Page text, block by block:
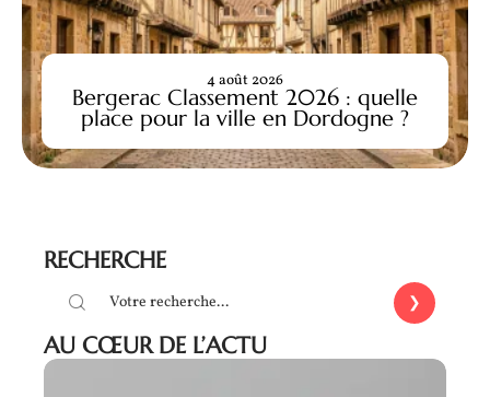
Bergerac Classement 2026 : quelle
place pour la ville en Dordogne ?
4 août 2026
RECHERCHE
AU CŒUR DE L’ACTU